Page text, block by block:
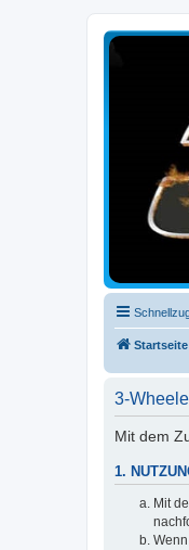
Honda,
Startseite
3-
Mit dem
1.
Mit